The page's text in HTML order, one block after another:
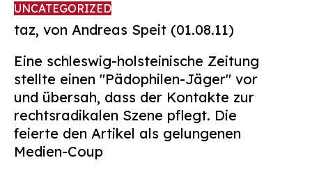
Über Uns
Infos & Broschüren
Archiv
Kontakt
Suchen
UNCATEGORIZED
taz, von Andreas Speit (01.08.11)
Eine schleswig-holsteinische Zeitung
stellte einen "Pädophilen-Jäger" vor
und übersah, dass der Kontakte zur
rechtsradikalen Szene pflegt. Die
feierte den Artikel als gelungenen
Medien-Coup